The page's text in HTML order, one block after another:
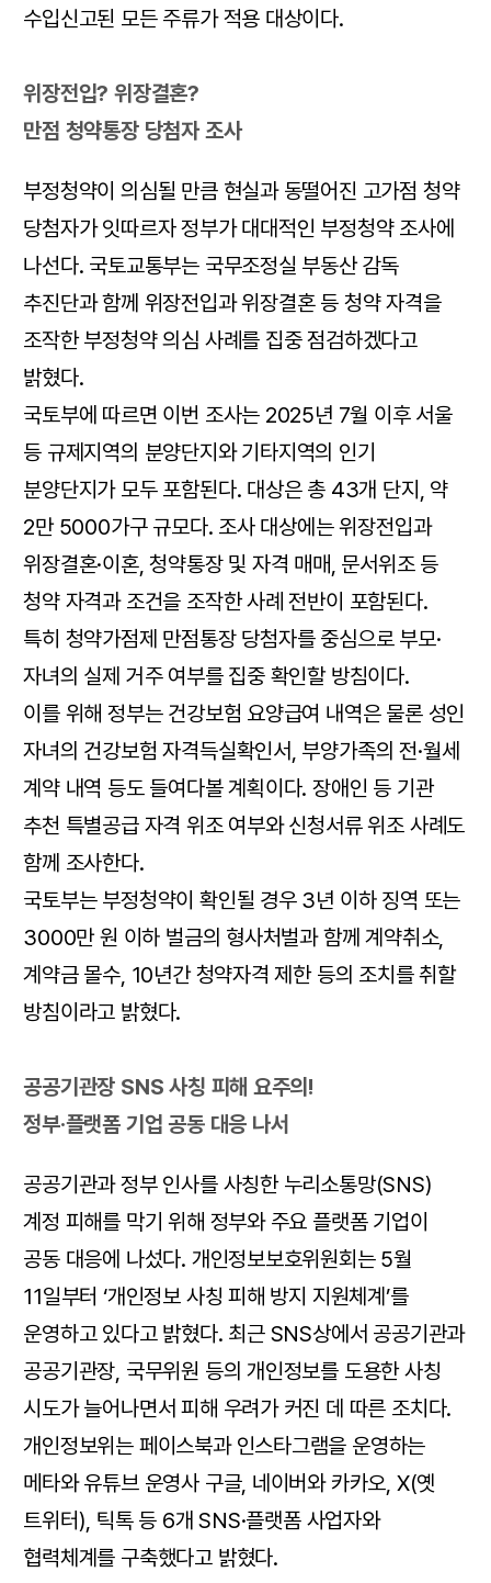
수입신고된 모든 주류가 적용 대상이다.
위장전입? 위장결혼?
만점 청약통장 당첨자 조사
부정청약이 의심될 만큼 현실과 동떨어진 고가점 청약
당첨자가 잇따르자 정부가 대대적인 부정청약 조사에
나선다. 국토교통부는 국무조정실 부동산 감독
추진단과 함께 위장전입과 위장결혼 등 청약 자격을
조작한 부정청약 의심 사례를 집중 점검하겠다고
밝혔다.
국토부에 따르면 이번 조사는 2025년 7월 이후 서울
등 규제지역의 분양단지와 기타지역의 인기
분양단지가 모두 포함된다. 대상은 총 43개 단지, 약
2만 5000가구 규모다. 조사 대상에는 위장전입과
위장결혼·이혼, 청약통장 및 자격 매매, 문서위조 등
청약 자격과 조건을 조작한 사례 전반이 포함된다.
특히 청약가점제 만점통장 당첨자를 중심으로 부모·
자녀의 실제 거주 여부를 집중 확인할 방침이다.
이를 위해 정부는 건강보험 요양급여 내역은 물론 성인
자녀의 건강보험 자격득실확인서, 부양가족의 전·월세
계약 내역 등도 들여다볼 계획이다. 장애인 등 기관
추천 특별공급 자격 위조 여부와 신청서류 위조 사례도
함께 조사한다.
국토부는 부정청약이 확인될 경우 3년 이하 징역 또는
3000만 원 이하 벌금의 형사처벌과 함께 계약취소,
계약금 몰수, 10년간 청약자격 제한 등의 조치를 취할
방침이라고 밝혔다.
공공기관장 SNS 사칭 피해 요주의!
정부·플랫폼 기업 공동 대응 나서
공공기관과 정부 인사를 사칭한 누리소통망(SNS)
계정 피해를 막기 위해 정부와 주요 플랫폼 기업이
공동 대응에 나섰다. 개인정보보호위원회는 5월
11일부터 ‘개인정보 사칭 피해 방지 지원체계’를
운영하고 있다고 밝혔다. 최근 SNS상에서 공공기관과
공공기관장, 국무위원 등의 개인정보를 도용한 사칭
시도가 늘어나면서 피해 우려가 커진 데 따른 조치다.
개인정보위는 페이스북과 인스타그램을 운영하는
메타와 유튜브 운영사 구글, 네이버와 카카오, X(옛
트위터), 틱톡 등 6개 SNS·플랫폼 사업자와
협력체계를 구축했다고 밝혔다.